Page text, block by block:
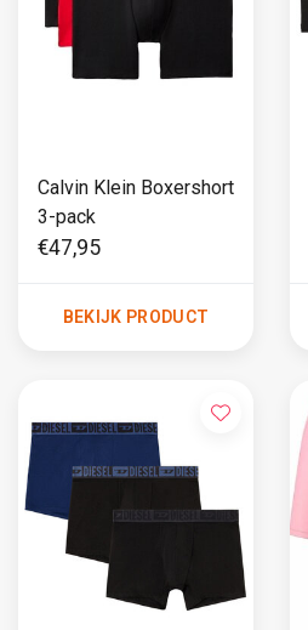
Calvin Klein Boxershort
3-pack
€47,95
BEKIJK PRODUCT